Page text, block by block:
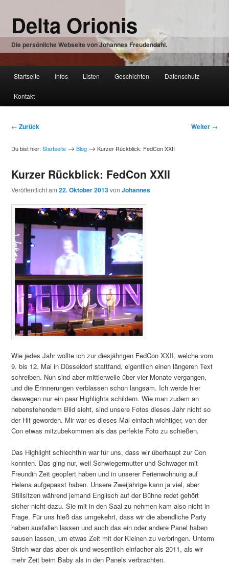
Inhalt
wechseln
Delta Orionis
Die persönliche Webseite von Johannes Freudendahl.
Zum
Inhalt
Startseite Infos Listen Geschichten Datenschutz
Kontakt
Beitragsnavigation
← Zurück Weiter →
Du bist hier:Startseite → Blog → Kurzer Rückblick: FedCon XXII
Kurzer Rückblick: FedCon XXII
Veröffentlicht am22. Oktober 2013vonJohannes
Wie jedes Jahr wollte ich zur diesjährigen FedCon XXII, welche vom
9. bis 12. Mai in Düsseldorf stattfand, eigentlich einen längeren Text
schreiben. Nun sind aber mittlerweile über vier Monate vergangen,
und die Erinnerungen verblassen schon langsam. Ich werde hier
deswegen nur ein paar Highlights schildern. Wie man zudem an
nebenstehendem Bild sieht, sind unsere Fotos dieses Jahr nicht so
der Hit geworden. Mir war es dieses Mal einfach wichtiger, von der
Con etwas mitzubekommen als das perfekte Foto zu schießen.
Das Highlight schlechthin war für uns, dass wir überhaupt zur Con
konnten. Das ging nur, weil Schwiegermutter und Schwager mit
Freundin Zeit geopfert haben und in unserer Ferienwohnung auf
Helena aufgepasst haben. Unsere Zweijährige kann ja viel, aber
Stillsitzen während jemand Englisch auf der Bühne redet gehört
sicher nicht dazu. Sie mit in den Saal zu nehmen kam also nicht in
Frage. Für uns hieß das umgekehrt, dass wir die abendliche Party
haben ausfallen lassen und auch das ein oder andere Panel haben
sausen lassen, um etwas Zeit mit der Kleinen zu verbringen. Unterm
Strich war das aber ok und wesentlich einfacher als 2011, als wir
mehr Zeit beim Baby als in den Panels verbrachten.